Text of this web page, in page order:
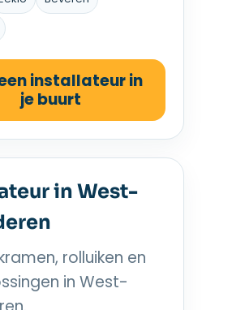
installateur in
je buurt
in West-
rolluiken en
in West-